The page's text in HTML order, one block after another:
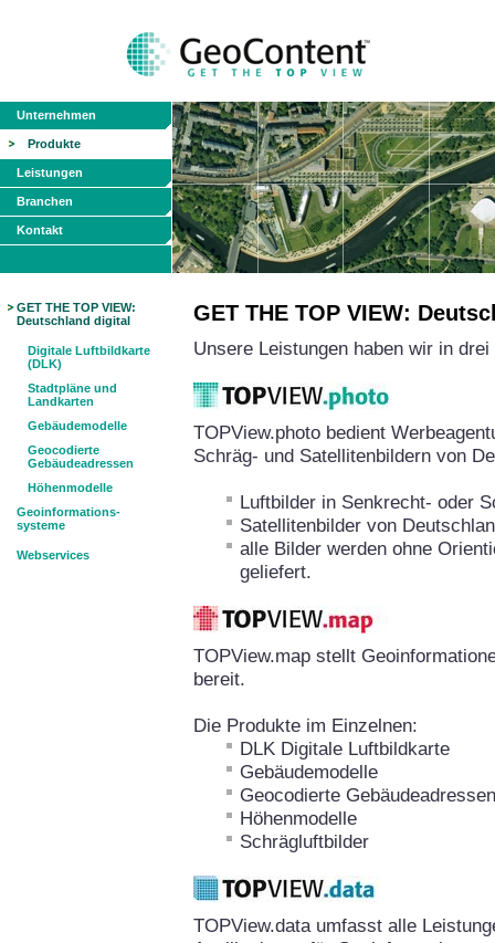
Unternehmen
Produkte
Leistungen
Branchen
Kontakt
GET THE TOP VIEW:
Deutschland digital
Digitale Luftbildkarte
(DLK)
Stadtpläne und
Landkarten
Gebäudemodelle
Geocodierte
Gebäudeadressen
Höhenmodelle
Geoinformations-
systeme
Webservices
GET THE TOP VIEW:
Unsere Leistungen haben wir in
TOPView.photo bedient
Schräg- und Satellitenbildern von
Luftbilder in Senkrecht- oder
Satellitenbilder von
alle Bilder werden ohne
geliefert.
TOPView.map stellt
bereit.
Die Produkte im Einzelnen:
DLK Digitale Luftbildkarte
Gebäudemodelle
Geocodierte Gebäudeadressen
Höhenmodelle
Schrägluftbilder
TOPView.data umfasst alle